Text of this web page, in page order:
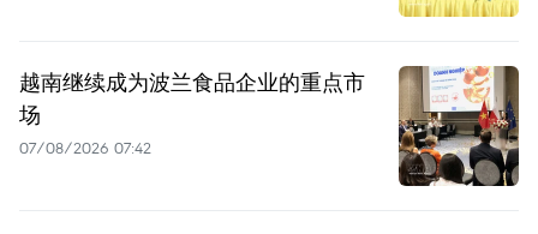
越南继续成为波兰食品企业的重点市
场
07/08/2026 07:42